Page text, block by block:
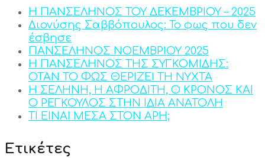
Η ΠΑΝΣΕΛΗΝΟΣ ΤΟΥ ΔΕΚΕΜΒΡΙΟΥ – 2025
Διονύσης Σαββόπουλος: Το φως που δεν
έσβησε
ΠΑΝΣΕΛΗΝΟΣ ΝΟΕΜΒΡΙΟΥ 2025
Η ΠΑΝΣΕΛΗΝΟΣ ΤΗΣ ΣΥΓΚΟΜΙΔΗΣ:
ΟΤΑΝ ΤΟ ΦΩΣ ΘΕΡΙΖΕΙ ΤΗ ΝΥΧΤΑ
Η ΣΕΛΗΝΗ, Η ΑΦΡΟΔΙΤΗ, Ο ΚΡΟΝΟΣ ΚΑΙ
Ο ΡΕΓΚΟΥΛΟΣ ΣΤΗΝ ΙΔΙΑ ΑΝΑΤΟΛΗ
ΤΙ ΕΙΝΑΙ ΜΕΣΑ ΣΤΟΝ ΑΡΗ;
Ετικέτες